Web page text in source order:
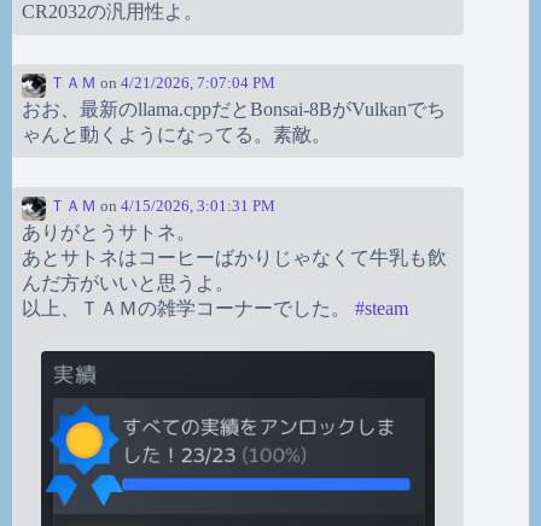
CR2032の汎用性よ。
ＴＡＭ on 4/21/2026, 7:07:04 PM
おお、最新のllama.cppだとBonsai-8BがVulkanでち
ゃんと動くようになってる。素敵。
ＴＡＭ on 4/15/2026, 3:01:31 PM
ありがとうサトネ。
あとサトネはコーヒーばかりじゃなくて牛乳も飲
んだ方がいいと思うよ。
以上、ＴＡＭの雑学コーナーでした。 #steam